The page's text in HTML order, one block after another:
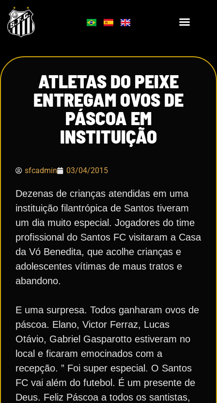
ATLETAS DO PEIXE
ENTREGAM OVOS DE
PÁSCOA EM
INSTITUIÇÃO
sfcadmin 03/04/2015
Dezenas de crianças atendidas em uma
instituição filantrópica de Santos tiveram
um dia muito especial. Jogadores do time
profissional do Santos FC visitaram a Casa
da Vó Benedita, que acolhe crianças e
adolescentes vítimas de maus tratos e
abandono.
E uma surpresa. Todos ganharam ovos de
páscoa. Elano, Victor Ferraz, Lucas
Otávio, Gabriel Gasparotto estiveram no
local e ficaram emocinados com a
recepção. ” Foi super especial. O Santos
FC vai além do futebol. É um presente de
Deus. Feliz Páscoa a todos os santistas,